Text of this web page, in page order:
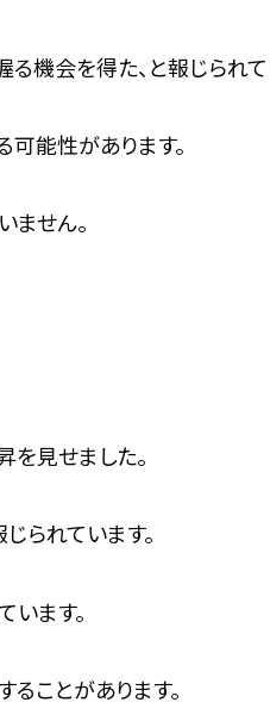
機会を得た、と報じられて
能性があります。
ません。
を見せました。
られています。
ます。
ことがあります。